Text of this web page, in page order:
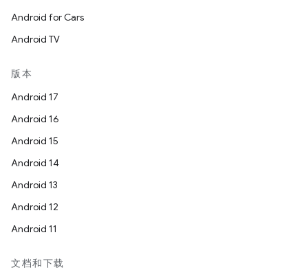
Android for Cars
Android TV
版本
Android 17
Android 16
Android 15
Android 14
Android 13
Android 12
Android 11
文档和下载